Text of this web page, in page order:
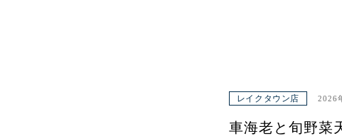
レイクタウン店 2026
車海老と旬野菜